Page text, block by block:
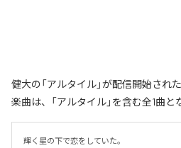
健大の「アルタイル」が配信開始され
楽曲は、「アルタイル」を含む全1曲と
輝く星の下で恋をしていた。